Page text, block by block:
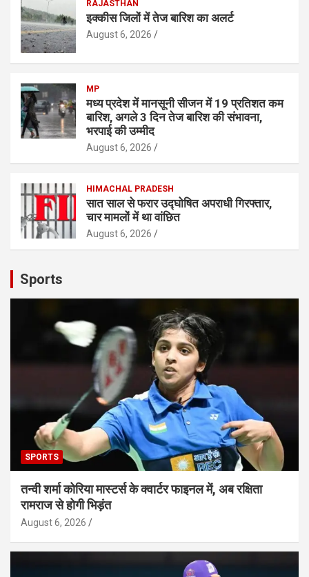
RAJASTHAN
इक्कीस जिलों में तेज बारिश का अलर्ट
August 6, 2026
MP
मध्य प्रदेश में मानसूनी सीजन में 19 प्रतिशत कम
बारिश, अगले 3 दिन तेज बारिश की संभावना,
भरपाई की उम्मीद
August 6, 2026
HIMACHAL PRADESH
सात साल से फरार उद्घोषित अपराधी गिरफ्तार,
चार मामलों में था वांछित
August 6, 2026
Sports
SPORTS
तन्वी शर्मा कोरिया मास्टर्स के क्वार्टर फाइनल में, अब रक्षिता
रामराज से होगी भिड़ंत
August 6, 2026